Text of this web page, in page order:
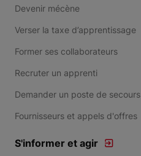
Devenir mécène
Verser la taxe d’apprentissage
Former ses collaborateurs
Recruter un apprenti
Demander un poste de secours
Fournisseurs et appels d'offres
S'informer et agir